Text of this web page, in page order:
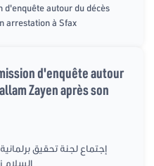
d'enquête autour du décès
arrestation à Sfax
d'enquête autour
Zayen après son
إجتماع لجنة تحقيق
السلام